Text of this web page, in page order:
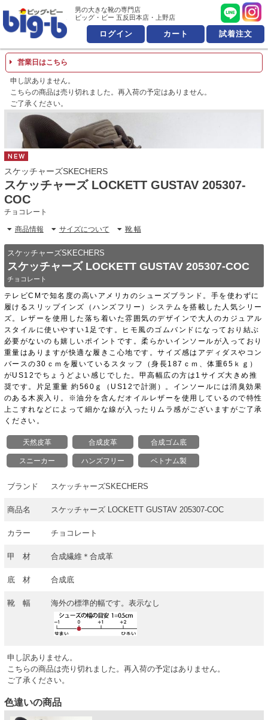
男の大きな靴の専門店 ビッ
男の大きな靴の専門店
ビッグ・ビー 五反田本店・上野店
ログイン カート 試着注文
営業日はこちら
スケッチャーズSKECHERS
スケッチャーズ LOCKETT GUSTAV 205307-
COC
チョコレート
商品情報 サイズについて 靴 幅
テレビCMで知名度の高いアメリカのシューズブランド。手を使わずに
履けるスリップインズ（ハンズフリー）システムを搭載した人気シリー
ズ。レザーを使用した落ち着いた雰囲気のデザインで大人のカジュアル
スタイルに使いやすい1足です。ヒモ風のゴムバンドになっており結ぶ
必要がないのも嬉しいポイントです。柔らかいインソールが入っており
重量はありますが快適な履きこ心地です。サイズ感はアディダスやコン
バースの30ｃｍを履いているスタッフ（身長187ｃｍ、体重65ｋｇ）
がUS12でちょうどよい感じでした。甲高幅広の方は1サイズ大きめ推
奨です。片足重量 約560ｇ（US12で計測）。インソールには消臭効果
のある木炭入り。※油分を含んだオイルレザーを使用しているので特性
上こすれなどによって細かな線が入ったりムラ感がございますがご了承
ください。
天然皮革 合成皮革 合成ゴム底
スニーカー ハンズフリー ベトナム製
ブランド スケッチャーズSKECHERS
商品名 スケッチャーズ LOCKETT GUSTAV 205307-COC
カラー チョコレート
甲 材 合成繊維＊合成革
底 材 合成底
靴 幅 海外の標準的幅です。表示なし
申し訳ありません。
こちらの商品は売り切れました。再入荷の予定はありません。
ご了承ください。
色違いの商品
スケッチャーズSKECHERS
スケッチャーズ LOCKETT GUSTAV 205307-COC
チョコレート
申し訳ありません。
こちらの商品は売り切れました。再入荷の予定はありません。
ご了承ください。